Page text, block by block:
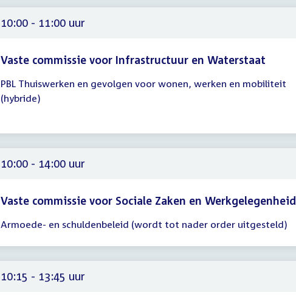
-
10:45
10:00 - 11:00 uur
Vaste commissie voor Infrastructuur en Waterstaat
vergadering
10:00
11:00
uur
PBL Thuiswerken en gevolgen voor wonen, werken en mobiliteit
(hybride)
10:00 - 14:00 uur
Vaste commissie voor Sociale Zaken en Werkgelegenheid
vergadering
10:00
-
14:00
Armoede- en schuldenbeleid (wordt tot nader order uitgesteld)
10:15 - 13:45 uur